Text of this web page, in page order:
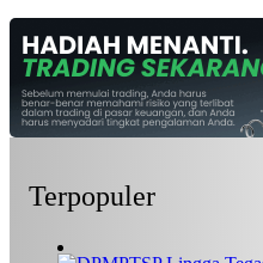
Terpopuler